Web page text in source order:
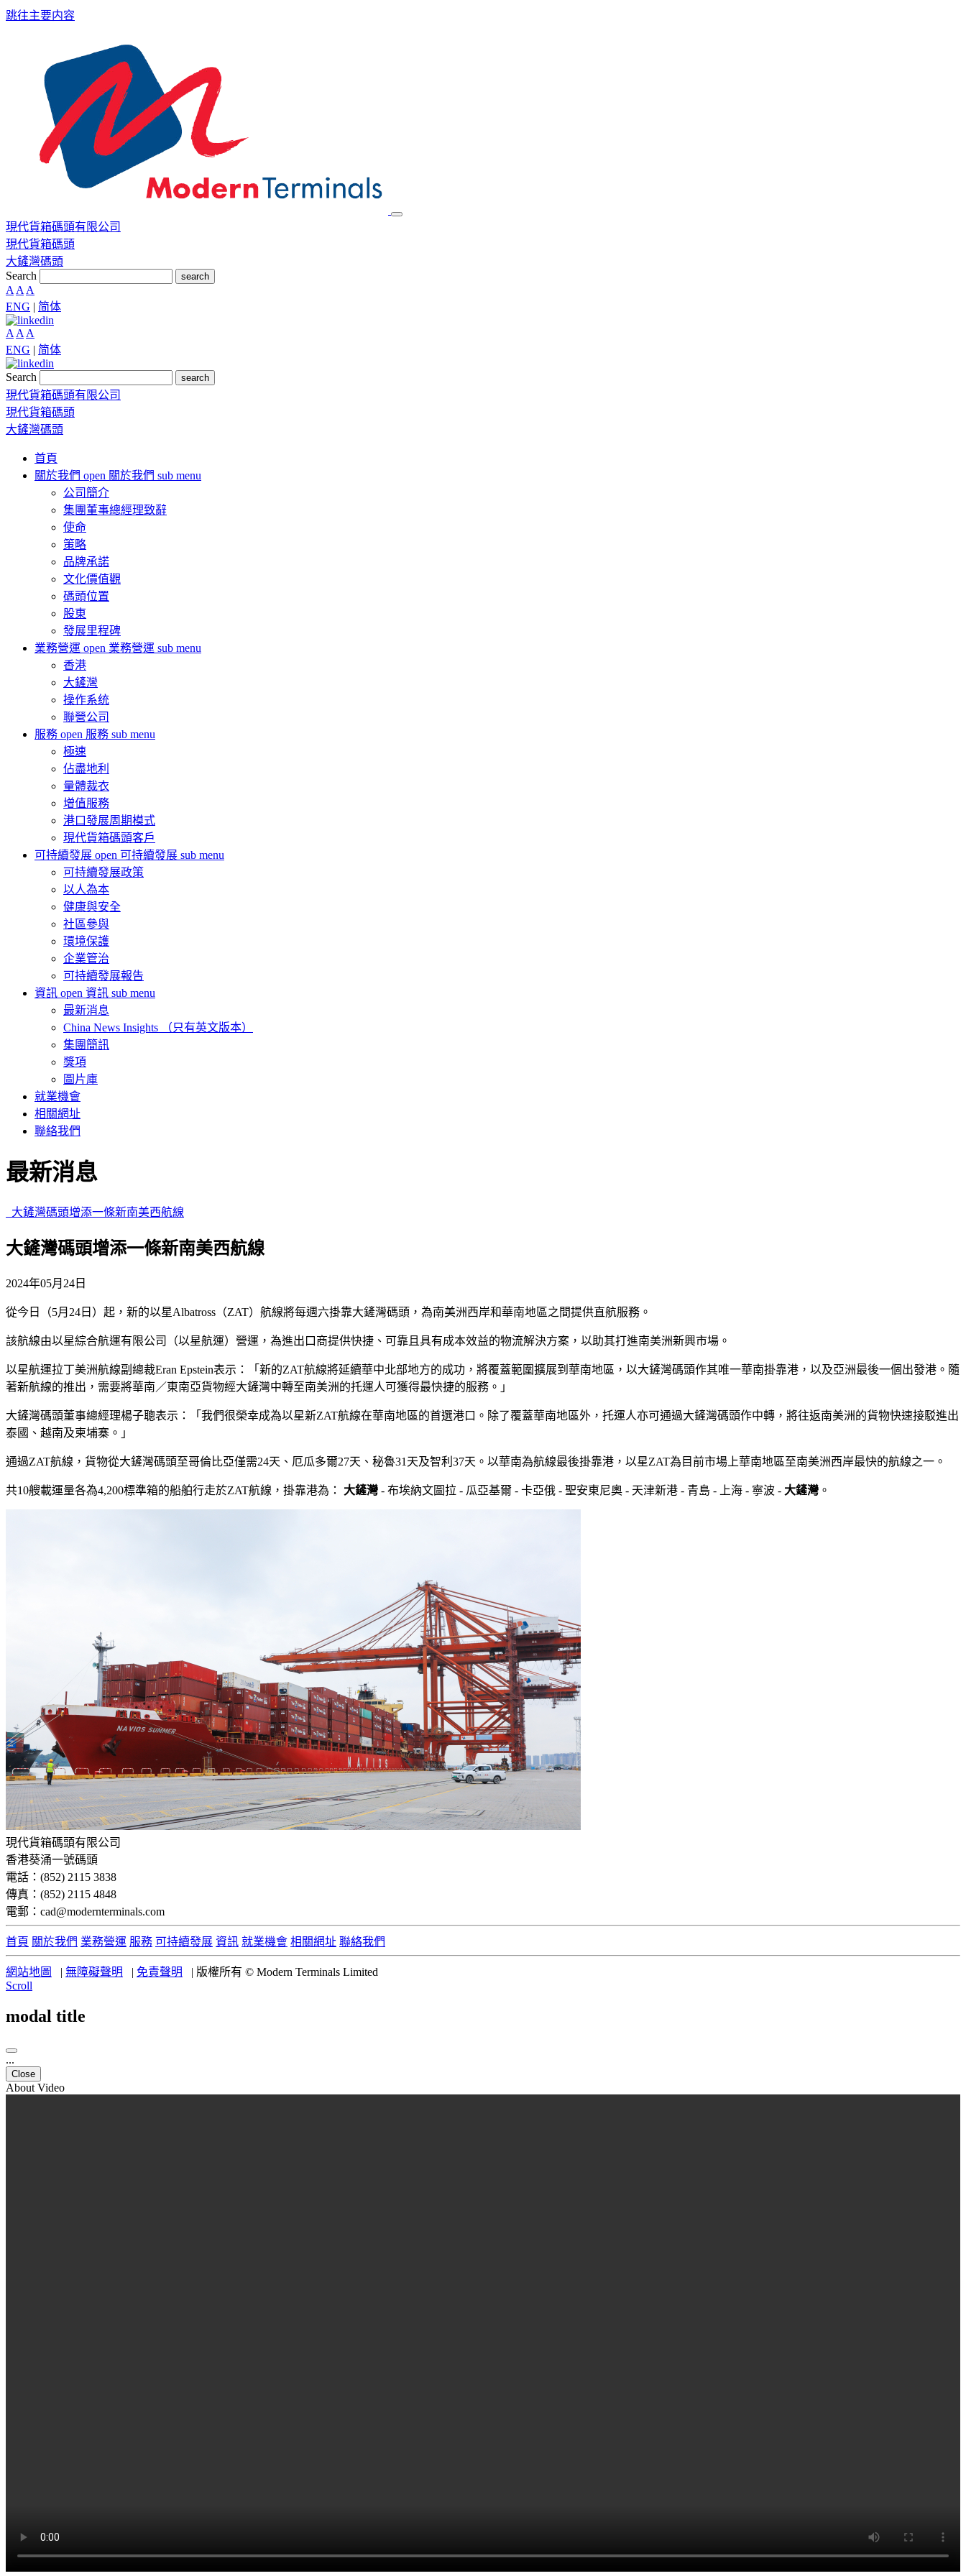
跳往主要内容
現代貨箱碼頭有限公司
現代貨箱碼頭
大鏟灣碼頭
Search
search
A A A
ENG | 简体
A A A
ENG | 简体
Search search
現代貨箱碼頭有限公司
現代貨箱碼頭
大鏟灣碼頭
首頁
關於我們 open 關於我們 sub menu
公司簡介
集團董事總經理致辭
使命
策略
品牌承諾
文化價值觀
碼頭位置
股東
發展里程碑
業務營運 open 業務營運 sub menu
香港
大鏟灣
操作系统
聯營公司
服務 open 服務 sub menu
極速
佔盡地利
量體裁衣
增值服務
港口發展周期模式
現代貨箱碼頭客戶
可持續發展 open 可持續發展 sub menu
可持續發展政策
以人為本
健康與安全
社區參與
環境保護
企業管治
可持續發展報告
資訊 open 資訊 sub menu
最新消息
China News Insights （只有英文版本）
集團簡訊
獎項
圖片庫
就業機會
相關網址
聯絡我們
最新消息
大鏟灣碼頭增添一條新南美西航線
大鏟灣碼頭增添一條新南美西航線
2024年05月24日
從今日（5月24日）起，新的以星Albatross（ZAT）航線將每週六掛靠大鏟灣碼頭，為南美洲西岸和華南地區之間提供直航服務。
該航線由以星綜合航運有限公司（以星航運）營運，為進出口商提供快捷、可靠且具有成本效益的物流解決方案，以助其打進南美洲新興市場。
以星航運拉丁美洲航線副總裁Eran Epstein表示：「新的ZAT航線將延續華中北部地方的成功，將覆蓋範圍擴展到華南地區，以大鏟灣碼頭作其唯一華南掛靠港，以及亞洲最後一個出發港。隨
著新航線的推出，需要將華南／東南亞貨物經大鏟灣中轉至南美洲的托運人可獲得最快捷的服務。」
大鏟灣碼頭董事總經理楊子聰表示：「我們很榮幸成為以星新ZAT航線在華南地區的首選港口。除了覆蓋華南地區外，托運人亦可通過大鏟灣碼頭作中轉，將往返南美洲的貨物快速接駁進出
泰國、越南及柬埔寨。」
通過ZAT航線，貨物從大鏟灣碼頭至哥倫比亞僅需24天、厄瓜多爾27天、秘魯31天及智利37天。以華南為航線最後掛靠港，以星ZAT為目前市場上華南地區至南美洲西岸最快的航線之一。
共10艘載運量各為4,200標準箱的船舶行走於ZAT航線，掛靠港為： 大鏟灣 - 布埃納文圖拉 - 瓜亞基爾 - 卡亞俄 - 聖安東尼奧 - 天津新港 - 青島 - 上海 - 寧波 - 大鏟灣 。
現代貨箱碼頭有限公司
香港葵涌一號碼頭
電話：(852) 2115 3838
傳真：(852) 2115 4848
電郵：cad@modernterminals.com
首頁 關於我們 業務營運 服務 可持續發展 資訊 就業機會 相關網址 聯絡我們
網站地圖 | 無障礙聲明 | 免責聲明 | 版權所有 © Modern Terminals Limited
Scroll
modal title
...
Close
About Video